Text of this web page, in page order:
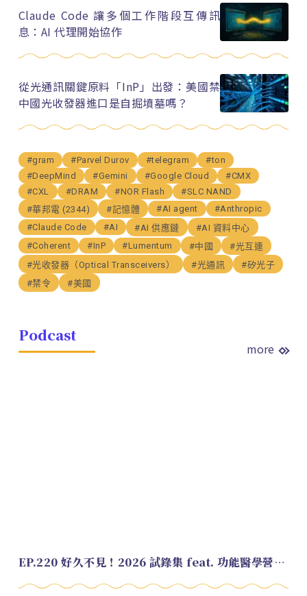
Claude Code 讓多個工作階段互傳訊
息：AI 代理開始協作
從光通訊關鍵原料「InP」出發：美國禁
中國光收發器進口是自掘墳墓嗎？
#gram #Parvel Durov #telegram
#ton
#DeepMind
#Gemini #Google Cloud
#CMX
#CXL
#DRAM #NOR Flash
#SLC NAND
#華邦電 (2344)
#記憶體 #AI agent
#Anthropic
#Claude Code
#AI #AI 供應鏈
#AI 資料中心
#Coherent
#InP #Lumentum #中國
#光互連
#光收發器（Optical Transceivers）
#光通訊
#矽光子
#禁令
#美國
Podcast
more
EP.220 好久不見！2026 試錄集 feat. 功能醫學營養師 美寶